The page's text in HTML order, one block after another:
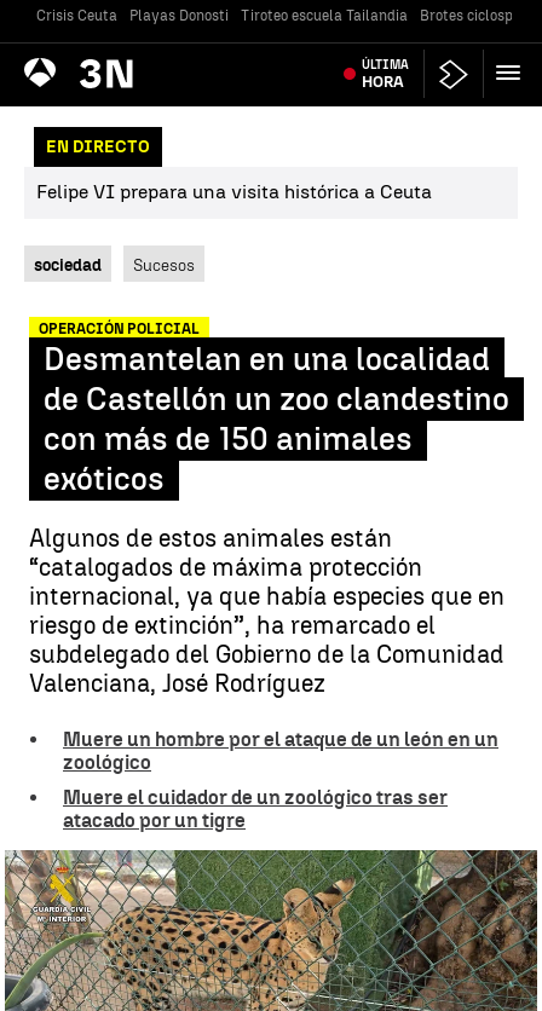
Crisis Ceuta Playas Donosti Tiroteo escuela Tailandia Brotes
Antena
3 Noticias ÚLTIMA
HORA
EN DIRECTO
Felipe VI prepara una visita histórica a Ceuta
sociedad Sucesos
OPERACIÓN POLICIAL
Desmantelan en una localidad
de Castellón un zoo clandestino
con más de 150 animales
exóticos
Algunos de estos animales están
“catalogados de máxima protección
internacional, ya que había especies que en
riesgo de extinción”, ha remarcado el
subdelegado del Gobierno de la Comunidad
Valenciana, José Rodríguez
Muere un hombre por el ataque de un león en un
zoológico
Muere el cuidador de un zoológico tras ser
atacado por un tigre
El zoo clandestino de Castellón |Guardia Civil